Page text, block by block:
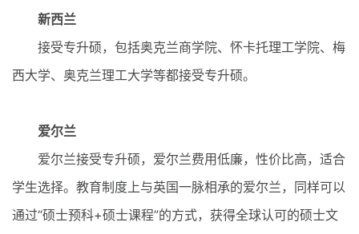
新西兰
接受专升硕，包括奥克兰商学院、怀卡托理工学院、梅
西大学、奥克兰理工大学等都接受专升硕。
爱尔兰
爱尔兰接受专升硕，爱尔兰费用低廉，性价比高，适合
学生选择。教育制度上与英国一脉相承的爱尔兰，同样可以
通过“硕士预科+硕士课程”的方式，获得全球认可的硕士文